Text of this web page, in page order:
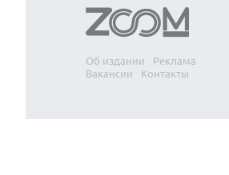
Об издании
Реклама
Вакансии
Контакты